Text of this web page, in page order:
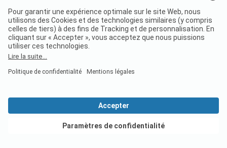
à utiliser gratuitement
Mentions légales